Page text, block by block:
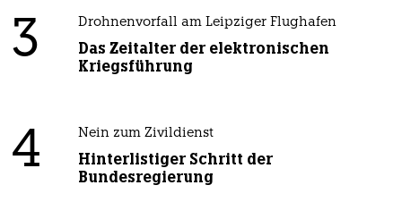
3 Drohnenvorfall am Leipziger Flughafen
Das Zeitalter der elektronischen
Kriegsführung
4 Nein zum Zivildienst
Hinterlistiger Schritt der
Bundesregierung